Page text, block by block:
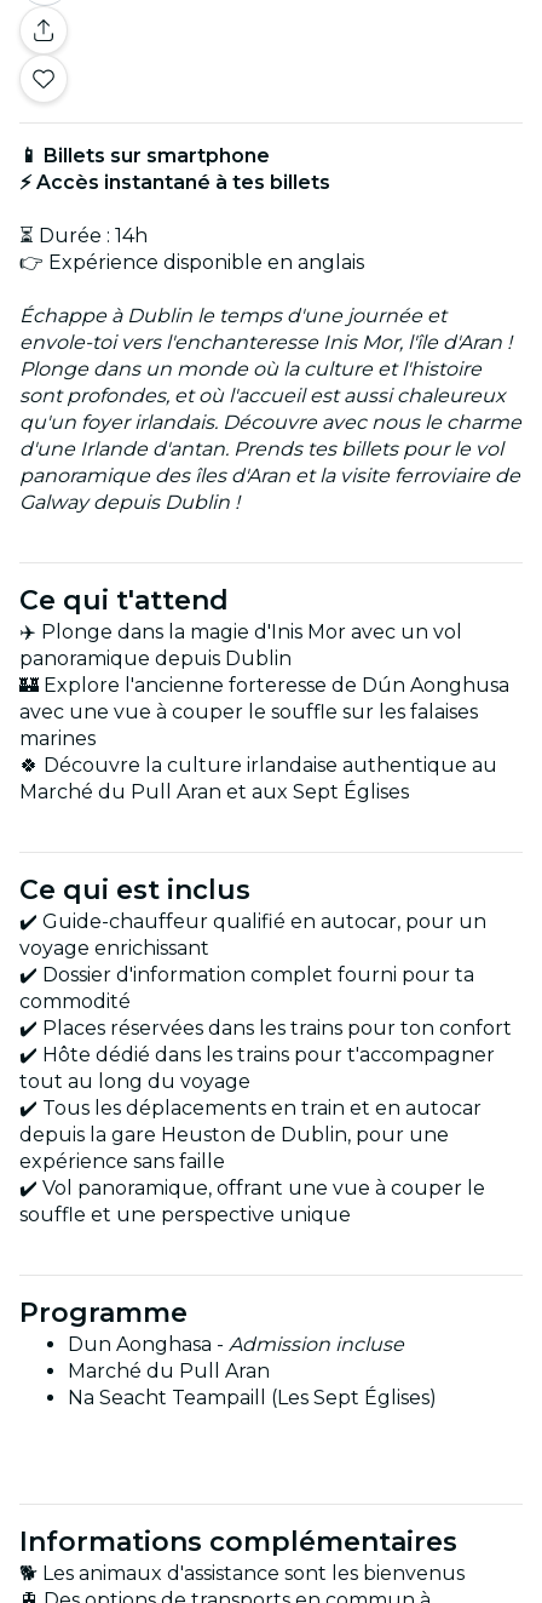
📱 Billets sur smartphone
⚡ Accès instantané à tes billets
⏳ Durée : 14h
👉 Expérience disponible en anglais
Échappe à Dublin le temps d'une journée et
envole-toi vers l'enchanteresse Inis Mor, l'île d'Aran !
Plonge dans un monde où la culture et l'histoire
sont profondes, et où l'accueil est aussi chaleureux
qu'un foyer irlandais. Découvre avec nous le charme
d'une Irlande d'antan. Prends tes billets pour le vol
panoramique des îles d'Aran et la visite ferroviaire de
Galway depuis Dublin !
Ce qui t'attend
✈️ Plonge dans la magie d'Inis Mor avec un vol
panoramique depuis Dublin
🏰 Explore l'ancienne forteresse de Dún Aonghusa
avec une vue à couper le souffle sur les falaises
marines
🍀 Découvre la culture irlandaise authentique au
Marché du Pull Aran et aux Sept Églises
Ce qui est inclus
✔️ Guide-chauffeur qualifié en autocar, pour un
voyage enrichissant
✔️ Dossier d'information complet fourni pour ta
commodité
✔️ Places réservées dans les trains pour ton confort
✔️ Hôte dédié dans les trains pour t'accompagner
tout au long du voyage
✔️ Tous les déplacements en train et en autocar
depuis la gare Heuston de Dublin, pour une
expérience sans faille
✔️ Vol panoramique, offrant une vue à couper le
souffle et une perspective unique
Programme
Dun Aonghasa - Admission incluse
Marché du Pull Aran
Na Seacht Teampaill (Les Sept Églises)
Informations complémentaires
🐕 Les animaux d'assistance sont les bienvenus